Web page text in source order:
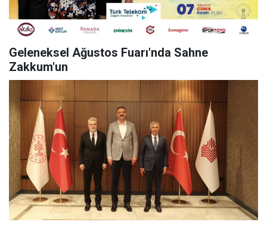
Geleneksel Ağustos Fuarı'nda Sahne
Zakkum'un